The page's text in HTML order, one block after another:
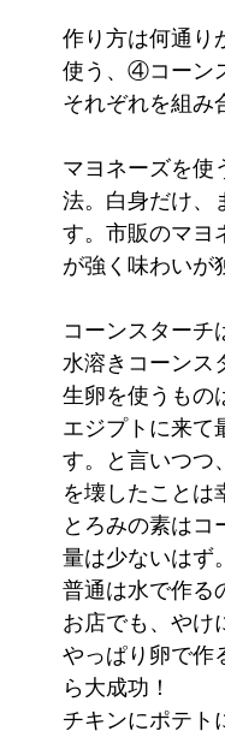
作り方は何通
使う、④コーン
それぞれを組み
マヨネーズを使
法。白身だけ、
す。市販のマヨ
が強く味わいが
コーンスターチ
水溶きコーンス
生卵を使うもの
エジプトに来て
す。と言いつつ
を壊したことは
とろみの素は
量は少ないはず
普通は水で作る
お店でも、やけ
やっぱり卵で作
ら大成功！
チキンにポテト